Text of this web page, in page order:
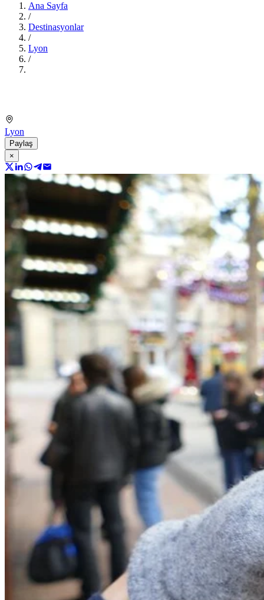
Ana Sayfa
/
Destinasyonlar
/
Lyon
/
Lyon
Paylaş
×